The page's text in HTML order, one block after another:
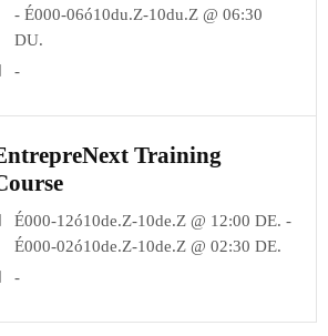
- É000-06ó10du.Z-10du.Z @ 06:30
DU.
-
Training
É000-12ó10de.Z-10de.Z @ 12:00 DE. -
É000-02ó10de.Z-10de.Z @ 02:30 DE.
-